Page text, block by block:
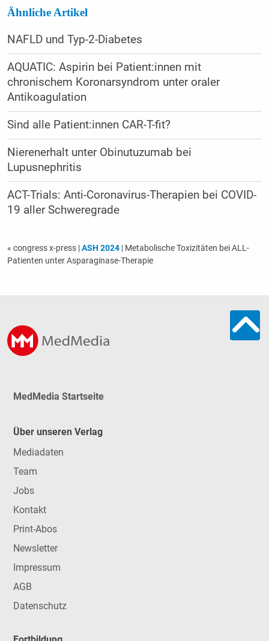
Ähnliche Artikel
NAFLD und Typ-2-Diabetes
AQUATIC: Aspirin bei Patient:innen mit
chronischem Koronarsyndrom unter oraler
Antikoagulation
Sind alle Patient:innen CAR-T-fit?
Nierenerhalt unter Obinutuzumab bei
Lupusnephritis
ACT-Trials: Anti-Coronavirus-Therapien bei COVID-
19 aller Schweregrade
« congress x-press |ASH 2024| Metabolische Toxizitäten bei ALL-
Patienten unter Asparaginase-Therapie
MedMedia Startseite
Über unseren Verlag
Mediadaten
Team
Jobs
Kontakt
Print-Abos
Newsletter
Impressum
AGB
Datenschutz